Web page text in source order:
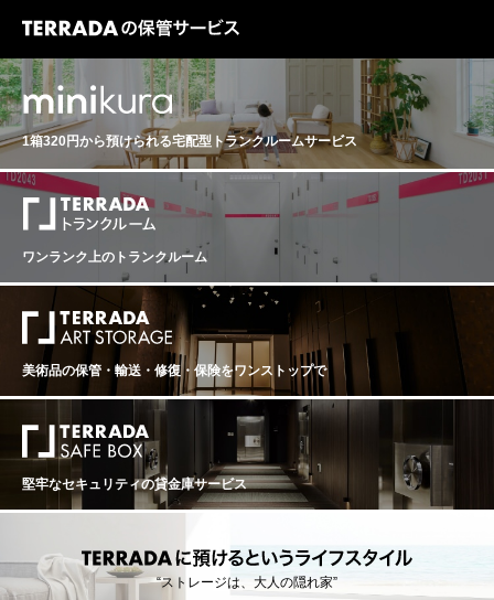
日から10月6日まで。ブドウは小粒で皮は厚みがあり、
タンニンは濃厚になるであろうと予感させます。 ■2015
年スペシャルボトルについて■ シャトー・マルゴーの歴
史上において初めての、そしてこの年だけに限定した、
以下の3点において類い稀なきグラン・ヴァン 2015とい
うスペシャルボトルを作りました。この類い稀なきヴィ
ンテージのクオリティーは2005年、2009年、2010年と
いった素晴らしい年のように完璧な気候条件から恩恵を
受けています。 また、2世紀に亘る歴史的に重要なシャ
トーの建築を祝うと共に、ノーマン・フォスター卿によ
ってデザインされた新しいワイン醸造所が完成されまし
た。 そして最後に、これが支配人ポール・ポンタリエの
携わった最期のヴィンテージとなり、彼に敬意を表する
事が我々の望みでした。したがって今回シャトー・マル
ゴー 2015のボトルには、本来のラベルの位置に特別にこ
のヴィンテージのために描かれた豪華なシルクスクリー
ンのプリントが施されました。不滅であるように気持ち
を込めたこのユニークなボトルが、2015年のヴィンテー
ジが永遠に、そして私達にとって素晴らしいヴィンテー
ジであり続けますように特別な思いを込めて。 CHATEA
U MARGAUX シャトー・マルゴー 生産地：フランス ボ
ルドー マルゴー 原産地呼称：AOC. MARGAUX 格付け：
第1級 ぶどう品種：カベルネ・ソーヴィニヨン、メル
ロ、カベルネ・フラン、プティ・ヴェルド 味わい：赤ワ
イン 辛口 フルボディ ジェームスサックリング：100 ポ
イント Friday, February 2, 2018 This is a haunting young
nose with rose petals, currants, currant leaves, stones an
d plums. Wonderful ripeness yet brightness, too. Takes y
our breath away with the intensity and structure. Full-bod
ual and hedonistic senses with its remarkable aromatic d
mendous persistence and dazzling balances, the 2015 r
eally does have it all.The 2015 is 97.1% Cabernet Sauvi
gnon, 2.6% Merlot and 0.3% Petit Verdot. Don't miss it. -
By Antonio Galloni on December 2017 ワインアドヴォケ
イト： 98 ポイント RP 98 Reviewed by: Lisa Perrotti-Br
own Drink Date: 2024 - 2050 Blended of 97.1% Caberne
t Sauvignon, 2.6% Merlot and 0.3% Petit Verdot, the dee
p garnet-purple colored 2015 Latour is exquisitely perfu
med, displaying fragrant notes of crushed black cherries,
raspberry preserves, cassis and black plums with nuanc
es of roses, dark chocolate, garrigue, menthol and a waft
of sandalwood. The medium-bodied palate beautifully str
uts its taut, toned, muscular fruit with a frame of very firm,
smooth, rounded tannins and compelling freshness, finis
hing with alluring earth and mineral layers. At once intell
ectual and sexy, this truly evocative vintage brings to min
d the Melanie Griffith line from “Working Girl," possessing
a sultry “head for business and a bod for sin." ジェーム
ス・サックリング：98 ポイント CHATEAU LATOUR PA
UILLAC 2015 Thursday, December 27, 2018 CountryFra
nce RegionBordeaux Aromas of iron, oyster shell, rust a
nd stones with blueberries and blackberries. Full-bodied,
yet ever so polished and refined. It rolls off the palate wit
d. Pretty length. 97% cabernet sauvignon gives this brigh
tness. Drink in 2022.
1箱320円から預けられる宅配型トランクルームサービス
ワンランク上のトランクルーム
美術品の保管・輸送・修復・保険をワンストップで
堅牢なセキュリティの貸金庫サービス
“ストレージは、大人の隠れ家”